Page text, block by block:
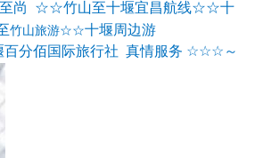
尚
☆☆竹山至十堰宜昌航线☆☆十
竹山旅游☆☆十堰周边游
百分佰国际旅行社 真情服务 ☆☆☆～